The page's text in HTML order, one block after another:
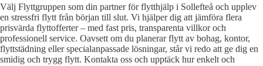
Välj Flyttgruppen som din partner för flytthjälp i Sollefteå och upplev
en stressfri flytt från början till slut. Vi hjälper dig att jämföra flera
prisvärda flyttofferter – med fast pris, transparenta villkor och
professionell service. Oavsett om du planerar flytt av bohag, kontor,
flyttstädning eller specialanpassade lösningar, står vi redo att ge dig en
smidig och trygg flytt. Kontakta oss och upptäck hur enkelt och